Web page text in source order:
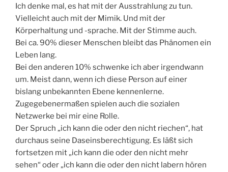
Ich denke mal, es hat mit der Ausstrahlung zu tun.
Vielleicht auch mit der Mimik. Und mit der
Körperhaltung und -sprache. Mit der Stimme auch.
Bei ca. 90% dieser Menschen bleibt das Phänomen ein
Leben lang.
Bei den anderen 10% schwenke ich aber irgendwann
um. Meist dann, wenn ich diese Person auf einer
bislang unbekannten Ebene kennenlerne.
Zugegebenermaßen spielen auch die sozialen
Netzwerke bei mir eine Rolle.
Der Spruch „ich kann die oder den nicht riechen“, hat
durchaus seine Daseinsberechtigung. Es läßt sich
fortsetzen mit „ich kann die oder den nicht mehr
sehen“ oder „ich kann die oder den nicht labern hören